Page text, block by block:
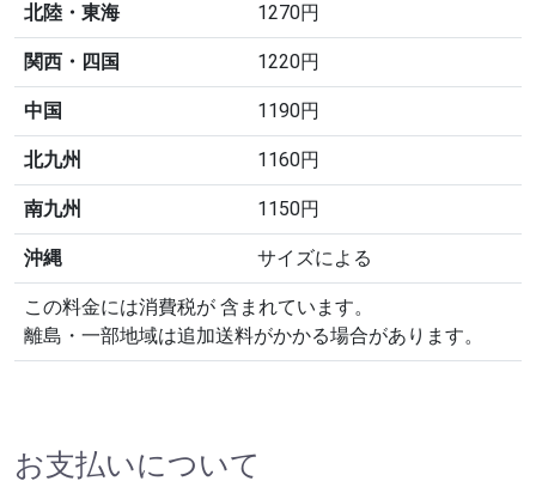
北陸・東海 1270円
関西・四国 1220円
中国 1190円
北九州 1160円
南九州 1150円
沖縄 サイズによる
この料金には消費税が 含まれています。
離島・一部地域は追加送料がかかる場合があります。
お支払いについて